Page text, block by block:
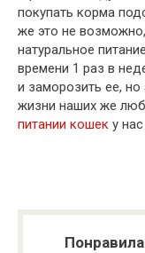
покупать корма
же это не
натуральное
времени 1 раз в
и заморозить ее, но
жизни наших же
питании кошек у